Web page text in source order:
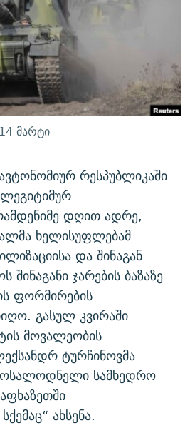
COVID-19
ᲘᲡᲢᲝᲠᲘᲐ
- ᲐᲛᲝᲣᲗᲥᲛᲔᲚᲘ ᲐᲛᲑᲐᲕᲘ
საიტი
მარტი
რესპუბლიკაში
დღით ადრე,
ხელისუფლებამ
და შინაგან
შინაგანი ჯარების ბაზაზე
ფორმირების
გასულ კვირაში
მოვალეობის
ტურჩინოვმა
სამხედრო
ახსენა.